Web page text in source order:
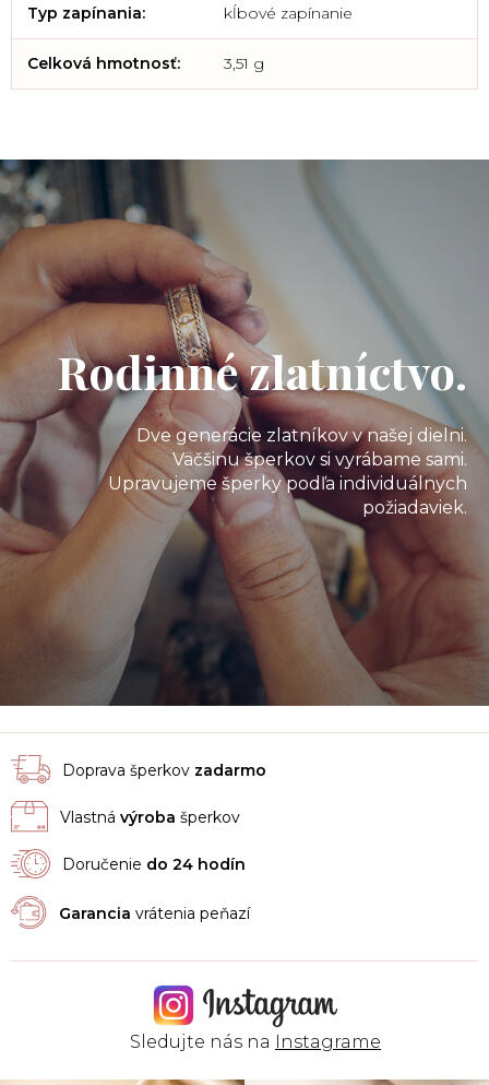
Typ zapínania: kĺbové zapínanie
Celková hmotnosť: 3,51 g
Rodinné zlatníctvo.
Dve generácie zlatníkov v našej dielni.
Väčšinu šperkov si vyrábame sami.
Upravujeme šperky podľa individuálnych
požiadaviek.
Doprava šperkov zadarmo
Vlastná výroba šperkov
Doručenie do 24 hodín
Garancia vrátenia peňazí
Sledujte nás na Instagrame